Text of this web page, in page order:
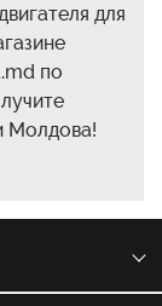
для
по
Молдова!